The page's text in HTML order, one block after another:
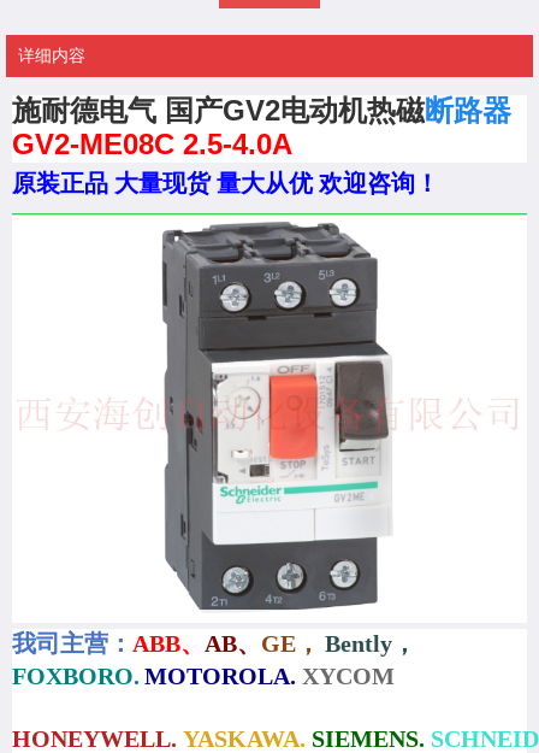
详细内容
施耐德电气 国产GV2电动机热磁断路器
GV2-ME08C 2.5-4.0A
原装正品 大量现货 量大从优 欢迎咨询！
我司主营： ABB、 AB、 GE， Bently，
FOXBORO. MOTOROLA. XYCOM
HONEYWELL. YASKAWA. SIEMENS.